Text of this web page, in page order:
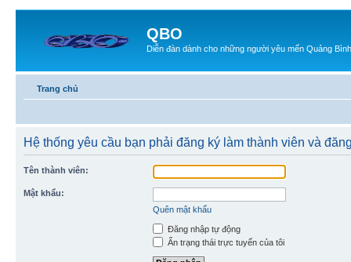
QBO
Diễn đàn dành cho những người yêu mến Quảng Bình
Trang chủ
Hệ thống yêu cầu bạn phải đăng ký làm thành viên và
Tên thành viên:
Mật khẩu:
Quên mật khẩu
Đăng nhập tự động
Ẩn trạng thái trực tuyến của tôi